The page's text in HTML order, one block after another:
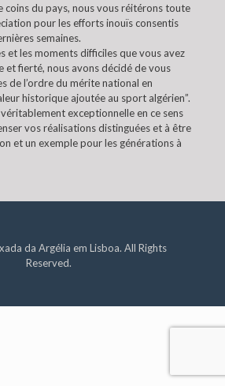
coins du pays, nous vous réitérons toute
pour les efforts inouïs consentis
semaines.
et les moments difficiles que vous avez
et fierté, nous avons décidé de vous
de l’ordre du mérite national en
historique ajoutée au sport algérien”.
exceptionnelle en ce sens
vos réalisations distinguées et à être
et un exemple pour les générations à
da Argélia em Lisboa. All Rights
Reserved.